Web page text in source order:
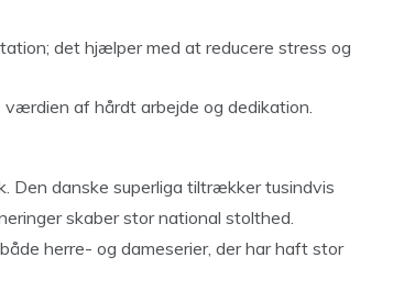
det hjælper med at reducere stress og
af hårdt arbejde og dedikation.
Den danske superliga tiltrækker tusindvis
skaber stor national stolthed.
herre- og dameserier, der har haft stor